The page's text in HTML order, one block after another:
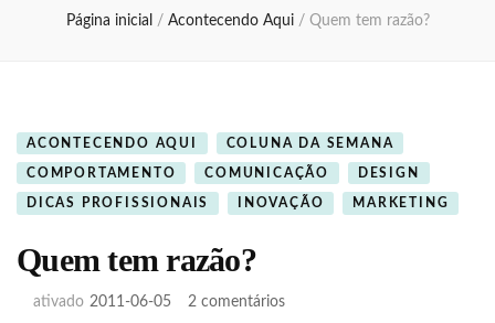
Página inicial / Acontecendo Aqui / Quem tem razão?
ACONTECENDO AQUI COLUNA DA SEMANA
COMPORTAMENTO COMUNICAÇÃO DESIGN
DICAS PROFISSIONAIS INOVAÇÃO MARKETING
Quem tem razão?
ativado 2011-06-05 2 comentáriosem